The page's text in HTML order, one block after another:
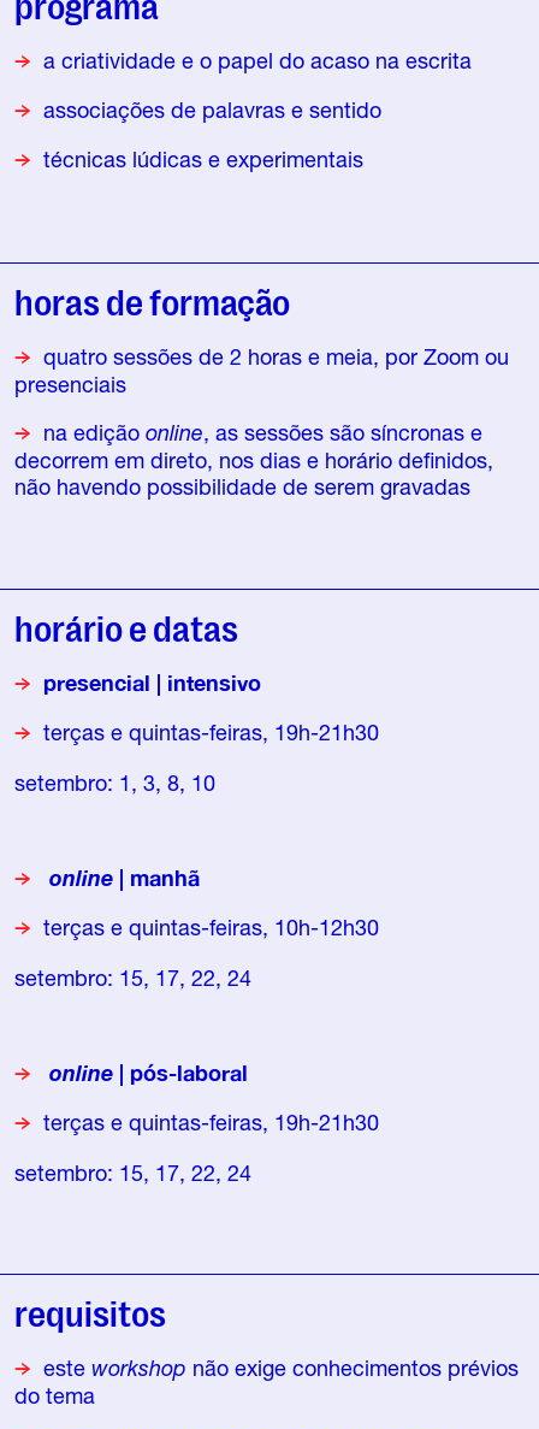
a criatividade e o papel do acaso na escrita
associações de palavras e sentido
técnicas lúdicas e experimentais
horas de formação
quatro sessões de 2 horas e meia, por Zoom ou
presenciais
na edição online, as sessões são síncronas e
decorrem em direto, nos dias e horário definidos,
não havendo possibilidade de serem gravadas
horário e datas
presencial | intensivo
terças e quintas-feiras, 19h-21h30
setembro: 1, 3, 8, 10
online | manhã
terças e quintas-feiras, 10h-12h30
setembro: 15, 17, 22, 24
online | pós-laboral
terças e quintas-feiras, 19h-21h30
setembro: 15, 17, 22, 24
requisitos
este workshop não exige conhecimentos prévios
do tema